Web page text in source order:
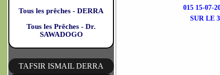
Tous les prêches - DERRA
Tous les Prêches - Dr.
SAWADOGO
TAFSIR ISMAIL DERRA
015 15-07-
SUR LE